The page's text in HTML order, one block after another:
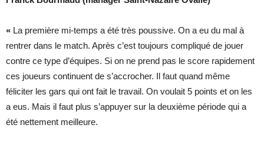
« La première mi-temps a été très poussive. On a eu du mal à
rentrer dans le match. Après c’est toujours compliqué de jouer
contre ce type d’équipes. Si on ne prend pas le score rapidement
ces joueurs continuent de s’accrocher. Il faut quand même
féliciter les gars qui ont fait le travail. On voulait 5 points et on les
a eus. Mais il faut plus s’appuyer sur la deuxième période qui a
été nettement meilleure.